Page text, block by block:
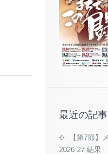
最近の記事
【第7節】
2026-27 結果